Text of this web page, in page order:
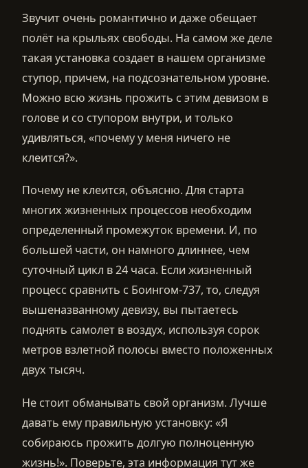
Звучит очень романтично и даже обещает
полёт на крыльях свободы. На самом же деле
такая установка создает в нашем организме
ступор, причем, на подсознательном уровне.
Можно всю жизнь прожить с этим девизом в
голове и со ступором внутри, и только
удивляться, «почему у меня ничего не
клеится?».
Почему не клеится, объясню. Для старта
многих жизненных процессов необходим
определенный промежуток времени. И, по
большей части, он намного длиннее, чем
суточный цикл в 24 часа. Если жизненный
процесс сравнить с Боингом-737, то, следуя
вышеназванному девизу, вы пытаетесь
поднять самолет в воздух, используя сорок
метров взлетной полосы вместо положенных
двух тысяч.
Не стоит обманывать свой организм. Лучше
давать ему правильную установку: «Я
собираюсь прожить долгую полноценную
жизнь!». Поверьте, эта информация тут же